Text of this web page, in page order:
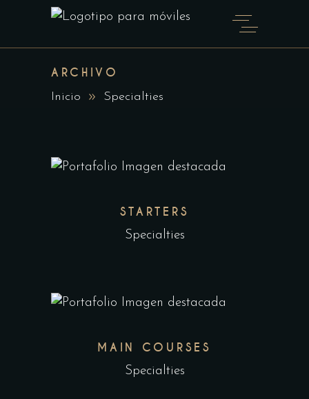
ARCHIVO
Inicio Specialties
STARTERS
Specialties
MAIN COURSES
Specialties